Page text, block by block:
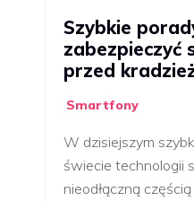
Szybkie
zabezpieczyć
przed
Smartfony
W dzisiejszym
świecie technologii
nieodłączną